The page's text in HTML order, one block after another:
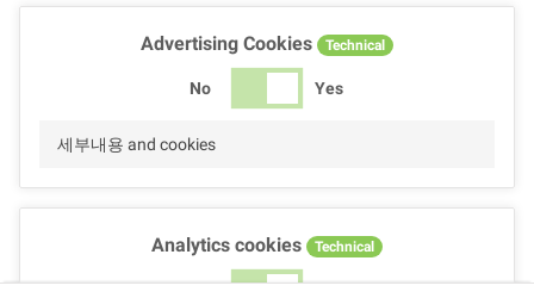
Advertising Cookies Technical
No Yes
세부내용 and cookies
Analytics cookies Technical
No Yes